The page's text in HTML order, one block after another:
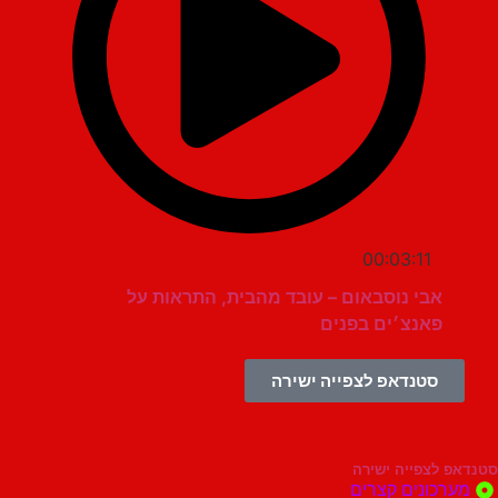
00:03:11
אבי נוסבאום – עובד מהבית, התראות על
פאנצ׳ים בפנים
סטנדאפ לצפייה ישירה
ישירה
קצרים